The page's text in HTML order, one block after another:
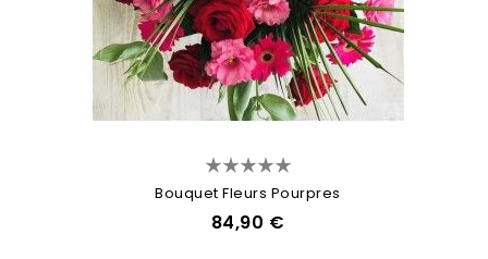
Bouquet Fleurs Pourpres
84,90 €